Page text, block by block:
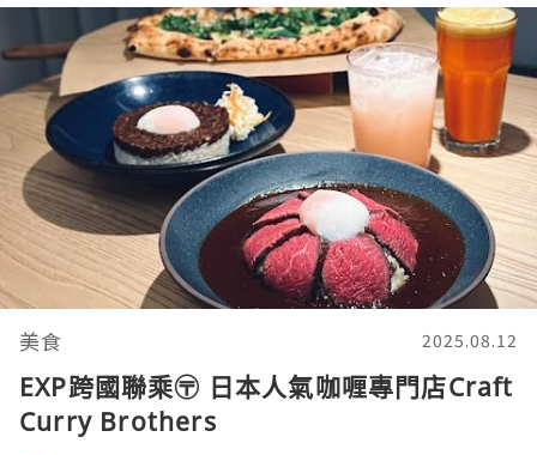
美食 2025.08.12
EXP跨國聯乘〶 日本人氣咖喱專門店Craft
Curry Brothers